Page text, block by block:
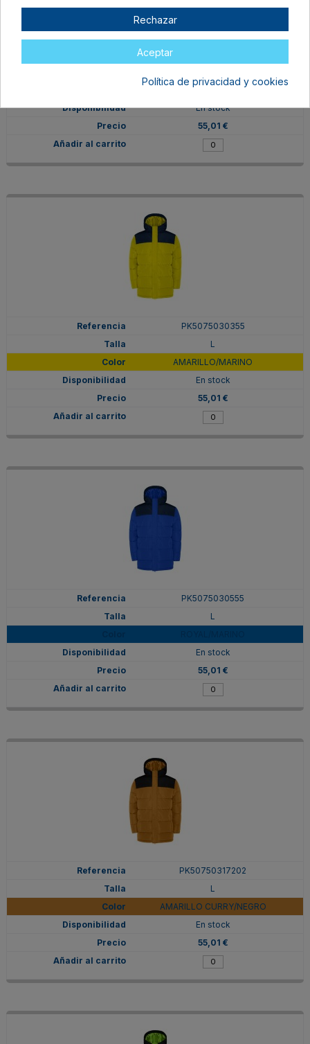
ROJO/NEGRO
En stock
55,01 €
PK5075030355
L
AMARILLO/MARINO
En stock
55,01 €
PK5075030555
L
En stock
55,01 €
PK50750317202
L
AMARILLO CURRY/NEGRO
En stock
55,01 €
Rechazar
Aceptar
Política de privacidad y cookies